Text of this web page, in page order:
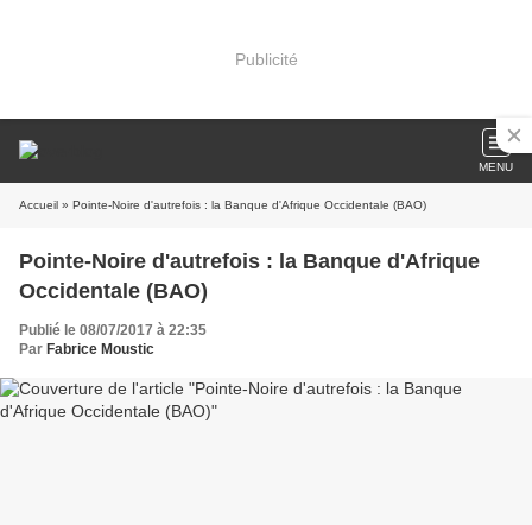
Publicité
MENU
Accueil » Pointe-Noire d'autrefois : la Banque d'Afrique Occidentale (BAO)
Pointe-Noire d'autrefois : la Banque d'Afrique
Occidentale (BAO)
Publié le 08/07/2017 à 22:35
Par Fabrice Moustic